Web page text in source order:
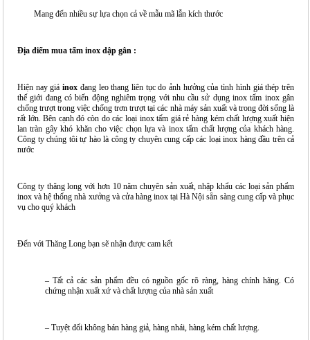
Mang đến nhiều sự lựa chọn cả về mẫu mã lẫn kích thước
Địa điểm mua tấm inox dập gân :
Hiện nay giáinox đang leo thang liên tục do ảnh hưởng của tình hình giá thép trên
thế giới đang có biến động nghiêm trọng với nhu cầu sử dụng inox tấm inox gân
chống trượt trong việc chống trơn trượt tại các nhà máy sản xuất và trong đời sống là
rất lớn. Bên cạnh đó còn do các loại inox tấm giá rẻ hàng kém chất lượng xuất hiện
lan tràn gây khó khăn cho việc chọn lựa và inox tấm chất lượng của khách hàng.
Công ty chúng tôi tự hào là công ty chuyên cung cấp các loại inox hàng đầu trên cả
nước
Công ty thăng long với hơn 10 năm chuyên sản xuất, nhập khẩu các loại sản phẩm
inox và hệ thống nhà xưởng và cửa hàng inox tại Hà Nội sẵn sàng cung cấp và phục
vụ cho quý khách
Đến với Thăng Long bạn sẽ nhận được cam kết
– Tất cả các sản phẩm đều có nguồn gốc rõ ràng, hàng chính hãng. Có
chứng nhận xuất xứ và chất lượng của nhà sản xuất
– Tuyệt đối không bán hàng giả, hàng nhái, hàng kém chất lượng.